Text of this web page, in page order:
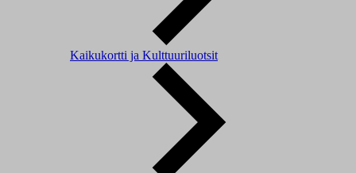
Kaikukortti ja Kulttuuriluotsit